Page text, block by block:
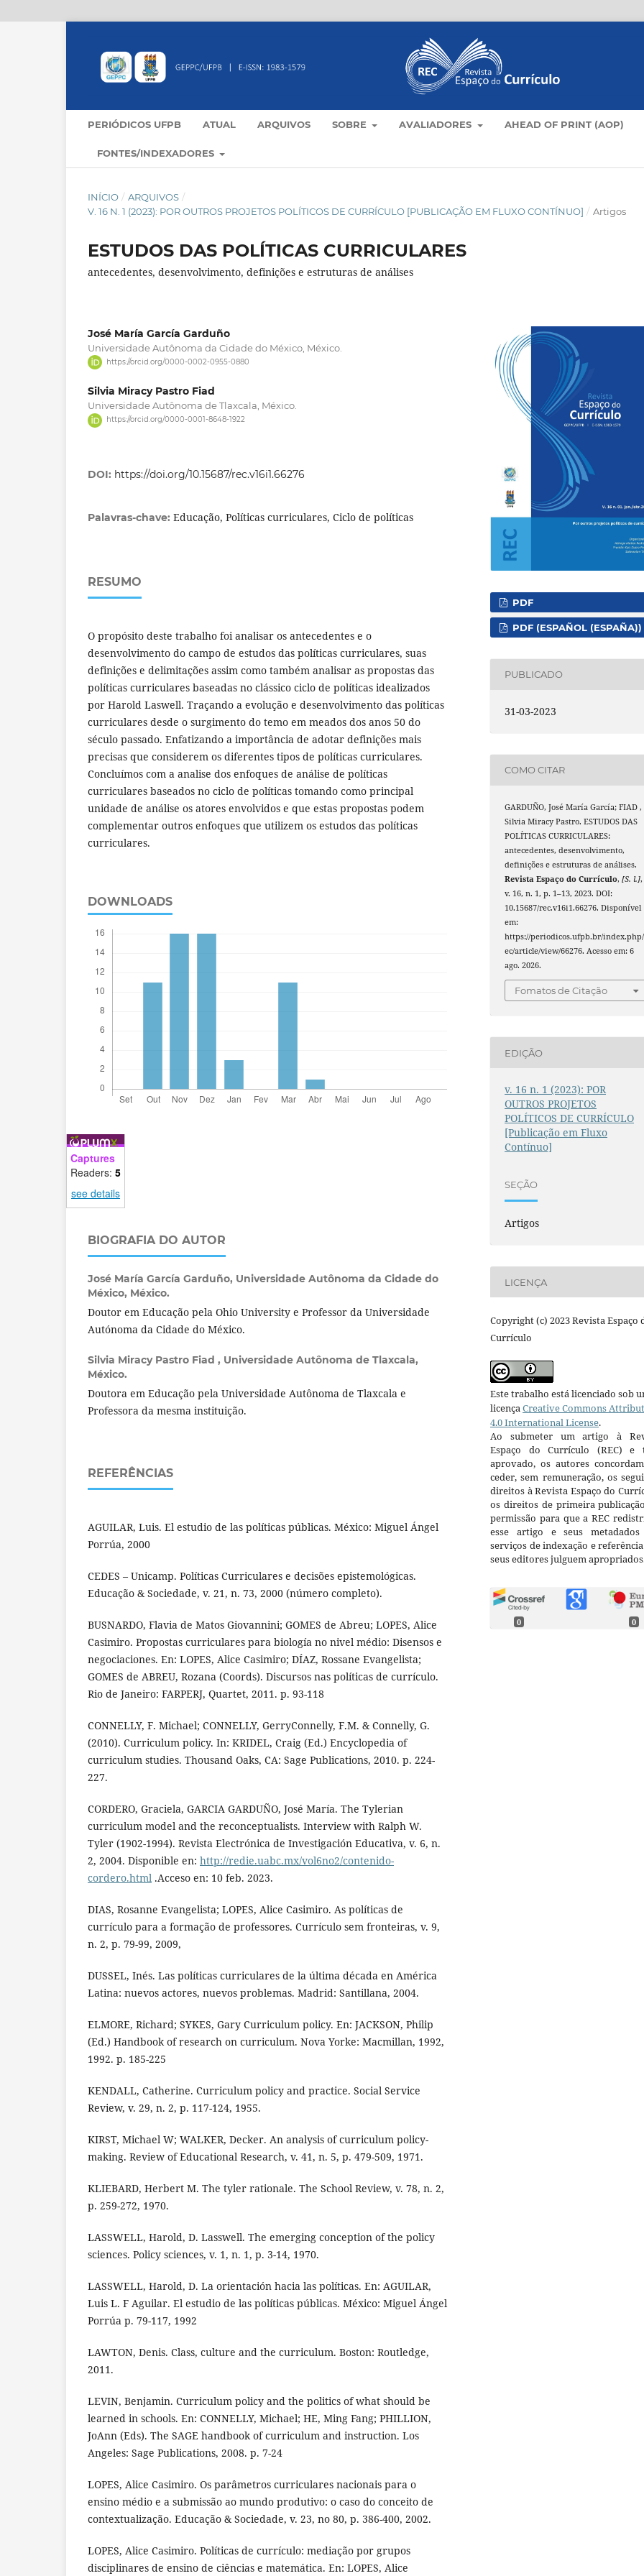
PERIÓDICOS UFPB ATUAL ARQUIVOS SOBRE AVALIADORES AHEAD OF PRINT (AOP)
FONTES/INDEXADORES
INÍCIO / ARQUIVOS /
V. 16 N. 1 (2023): POR OUTROS PROJETOS POLÍTICOS DE CURRÍCULO [PUBLICAÇÃO EM FLUXO CONTÍNUO] / Artigos
ESTUDOS DAS POLÍTICAS CURRICULARES
antecedentes, desenvolvimento, definições e estruturas de análises
José María García Garduño
Universidade Autônoma da Cidade do México, México.
https://orcid.org/0000-0002-0955-0880
Silvia Miracy Pastro Fiad
Universidade Autônoma de Tlaxcala, México.
https://orcid.org/0000-0001-8648-1922
DOI: https://doi.org/10.15687/rec.v16i1.66276
Palavras-chave: Educação, Políticas curriculares, Ciclo de políticas
RESUMO
O propósito deste trabalho foi analisar os antecedentes e o
desenvolvimento do campo de estudos das políticas curriculares, suas
definições e delimitações assim como também analisar as propostas das
políticas curriculares baseadas no clássico ciclo de políticas idealizados
por Harold Laswell. Traçando a evolução e desenvolvimento das políticas
curriculares desde o surgimento do temo em meados dos anos 50 do
século passado. Enfatizando a importância de adotar definições mais
precisas que considerem os diferentes tipos de políticas curriculares.
Concluímos com a analise dos enfoques de análise de políticas
curriculares baseados no ciclo de políticas tomando como principal
unidade de análise os atores envolvidos e que estas propostas podem
complementar outros enfoques que utilizem os estudos das políticas
curriculares.
DOWNLOADS
Captures
Readers: 5
see details
BIOGRAFIA DO AUTOR
José María García Garduño, Universidade Autônoma da Cidade do
México, México.
Doutor em Educação pela Ohio University e Professor da Universidade
Autónoma da Cidade do México.
Silvia Miracy Pastro Fiad , Universidade Autônoma de Tlaxcala,
México.
Doutora em Educação pela Universidade Autônoma de Tlaxcala e
Professora da mesma instituição.
REFERÊNCIAS
AGUILAR, Luis. El estudio de las políticas públicas. México: Miguel Ángel
Porrúa, 2000
CEDES – Unicamp. Políticas Curriculares e decisões epistemológicas.
Educação & Sociedade, v. 21, n. 73, 2000 (número completo).
BUSNARDO, Flavia de Matos Giovannini; GOMES de Abreu; LOPES, Alice
Casimiro. Propostas curriculares para biología no nivel médio: Disensos e
negociaciones. En: LOPES, Alice Casimiro; DÍAZ, Rossane Evangelista;
GOMES de ABREU, Rozana (Coords). Discursos nas políticas de currículo.
Rio de Janeiro: FARPERJ, Quartet, 2011. p. 93-118
CONNELLY, F. Michael; CONNELLY, GerryConnelly, F.M. & Connelly, G.
(2010). Curriculum policy. In: KRIDEL, Craig (Ed.) Encyclopedia of
curriculum studies. Thousand Oaks, CA: Sage Publications, 2010. p. 224-
227.
CORDERO, Graciela, GARCIA GARDUÑO, José María. The Tylerian
curriculum model and the reconceptualists. Interview with Ralph W.
Tyler (1902-1994). Revista Electrónica de Investigación Educativa, v. 6, n.
2, 2004. Disponible en: http://redie.uabc.mx/vol6no2/contenido-
cordero.html .Acceso en: 10 feb. 2023.
DIAS, Rosanne Evangelista; LOPES, Alice Casimiro. As políticas de
currículo para a formação de professores. Currículo sem fronteiras, v. 9,
n. 2, p. 79-99, 2009,
DUSSEL, Inés. Las políticas curriculares de la última década en América
Latina: nuevos actores, nuevos problemas. Madrid: Santillana, 2004.
ELMORE, Richard; SYKES, Gary Curriculum policy. En: JACKSON, Philip
(Ed.) Handbook of research on curriculum. Nova Yorke: Macmillan, 1992,
1992. p. 185-225
KENDALL, Catherine. Curriculum policy and practice. Social Service
Review, v. 29, n. 2, p. 117-124, 1955.
KIRST, Michael W; WALKER, Decker. An analysis of curriculum policy-
making. Review of Educational Research, v. 41, n. 5, p. 479-509, 1971.
KLIEBARD, Herbert M. The tyler rationale. The School Review, v. 78, n. 2,
p. 259-272, 1970.
LASSWELL, Harold, D. Lasswell. The emerging conception of the policy
sciences. Policy sciences, v. 1, n. 1, p. 3-14, 1970.
LASSWELL, Harold, D. La orientación hacia las políticas. En: AGUILAR,
Luis L. F Aguilar. El estudio de las políticas públicas. México: Miguel Ángel
Porrúa p. 79-117, 1992
LAWTON, Denis. Class, culture and the curriculum. Boston: Routledge,
2011.
LEVIN, Benjamin. Curriculum policy and the politics of what should be
learned in schools. En: CONNELLY, Michael; HE, Ming Fang; PHILLION,
JoAnn (Eds). The SAGE handbook of curriculum and instruction. Los
Angeles: Sage Publications, 2008. p. 7-24
LOPES, Alice Casimiro. Os parâmetros curriculares nacionais para o
ensino médio e a submissão ao mundo produtivo: o caso do conceito de
contextualização. Educação & Sociedade, v. 23, no 80, p. 386-400, 2002.
LOPES, Alice Casimiro. Políticas de currículo: mediação por grupos
disciplinares de ensino de ciências e matemática. En: LOPES, Alice
PDF
PDF (ESPAÑOL (ESPAÑA))
PUBLICADO
31-03-2023
COMO CITAR
GARDUÑO, José María García; FIAD ,
Silvia Miracy Pastro. ESTUDOS DAS
POLÍTICAS CURRICULARES:
antecedentes, desenvolvimento,
definições e estruturas de análises.
Revista Espaço do Currículo,[S. l.],
v. 16, n. 1, p. 1–13, 2023. DOI:
10.15687/rec.v16i1.66276. Disponível
em:
https://periodicos.ufpb.br/
ec/article/view/66276. Acesso em: 6
ago. 2026.
Fomatos de Citação
EDIÇÃO
v. 16 n. 1 (2023): POR
OUTROS PROJETOS
POLÍTICOS DE CURRÍCULO
[Publicação em Fluxo
Contínuo]
SEÇÃO
Artigos
LICENÇA
Copyright (c) 2023 Revista Espaço
Currículo
Este trabalho está licenciado sob
licençaCreative Commons
4.0 International License.
Ao submeter um artigo à
Espaço do Currículo (REC) e
aprovado, os autores
ceder, sem remuneração, os
direitos à Revista Espaço do
os direitos de primeira
permissão para que a REC
esse artigo e seus metadados
serviços de indexação e
seus editores julguem
0 0